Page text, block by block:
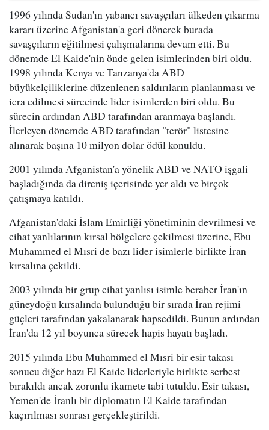
1996 yılında Sudan'ın yabancı savaşçıları ülkeden çıkarma
kararı üzerine Afganistan'a geri dönerek burada
savaşçıların eğitilmesi çalışmalarına devam etti. Bu
dönemde El Kaide'nin önde gelen isimlerinden biri oldu.
1998 yılında Kenya ve Tanzanya'da ABD
büyükelçiliklerine düzenlenen saldırıların planlanması ve
icra edilmesi sürecinde lider isimlerden biri oldu. Bu
sürecin ardından ABD tarafından aranmaya başlandı.
İlerleyen dönemde ABD tarafından "terör" listesine
alınarak başına 10 milyon dolar ödül konuldu.
2001 yılında Afganistan'a yönelik ABD ve NATO işgali
başladığında da direniş içerisinde yer aldı ve birçok
çatışmaya katıldı.
Afganistan'daki İslam Emirliği yönetiminin devrilmesi ve
cihat yanlılarının kırsal bölgelere çekilmesi üzerine, Ebu
Muhammed el Mısri de bazı lider isimlerle birlikte İran
kırsalına çekildi.
2003 yılında bir grup cihat yanlısı isimle beraber İran'ın
güneydoğu kırsalında bulunduğu bir sırada İran rejimi
güçleri tarafından yakalanarak hapsedildi. Bunun ardından
İran'da 12 yıl boyunca sürecek hapis hayatı başladı.
2015 yılında Ebu Muhammed el Mısri bir esir takası
sonucu diğer bazı El Kaide liderleriyle birlikte serbest
bırakıldı ancak zorunlu ikamete tabi tutuldu. Esir takası,
Yemen'de İranlı bir diplomatın El Kaide tarafından
kaçırılması sonrası gerçekleştirildi.